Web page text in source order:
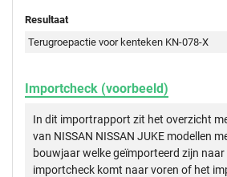
Resultaat
Terugroepactie voor kenteken KN-078-X
Importcheck (voorbeeld)
In dit importrapport zit het overzicht
van NISSAN NISSAN JUKE modellen
bouwjaar welke geïmporteerd zijn
importcheck komt naar voren of het